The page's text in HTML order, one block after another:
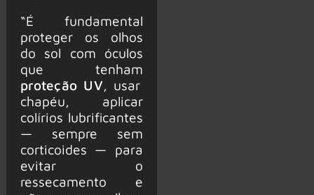
“É fundamental
proteger os olhos
do sol com óculos
que tenham
proteção UV, usar
chapéu, aplicar
colírios lubrificantes
— sempre sem
corticoides — para
evitar o
ressecamento e